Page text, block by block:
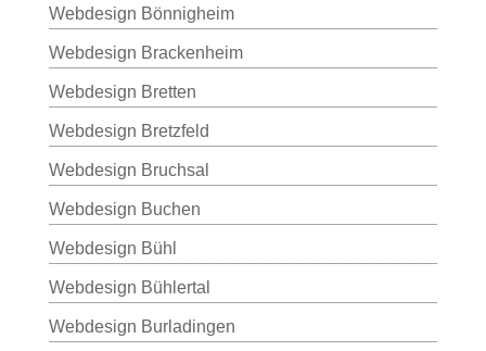
Webdesign Bönnigheim
Webdesign Brackenheim
Webdesign Bretten
Webdesign Bretzfeld
Webdesign Bruchsal
Webdesign Buchen
Webdesign Bühl
Webdesign Bühlertal
Webdesign Burladingen